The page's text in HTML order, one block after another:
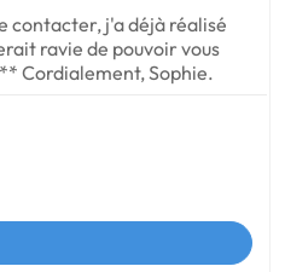
contacter, j'a déjà réalisé
ravie de pouvoir vous
Cordialement, Sophie.